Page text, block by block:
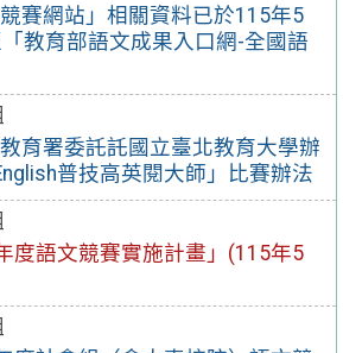
競賽網站」相關資料已於115年5
教育部語文成果入口網-全國語
育署委託託國立臺北教育大學辦
普技高英閱大師」比賽辦法
度語文競賽實施計畫」(115年5